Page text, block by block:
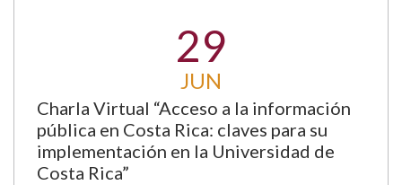
29
JUN
Charla Virtual “Acceso a la información
pública en Costa Rica: claves para su
implementación en la Universidad de
Costa Rica”